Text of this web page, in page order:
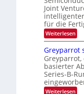
n
d
s
e
n
H
a
l
b
j
a
h
r
m
t
i
n
d
e
D
A
C
H
-
I
K
u
r
s
v
o
n
P
h
o
t
o
n
Joint
für die
Weiterlesen:
M
t
s
u
b
i
s
Greyparrot
basierter
Series-B-
Weiterlesen: